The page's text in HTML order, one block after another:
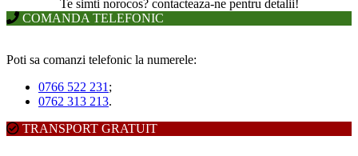
Te simti norocos? contacteaza-ne pentru detalii!
COMANDA TELEFONIC
Poti sa comanzi telefonic la numerele:
0766 522 231 ;
0762 313 213.
TRANSPORT GRATUIT